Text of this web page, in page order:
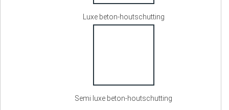
Luxe beton-houtschutting
Semi luxe beton-houtschutting